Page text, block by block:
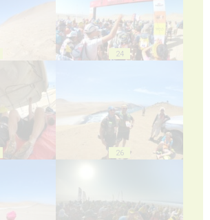
24
26